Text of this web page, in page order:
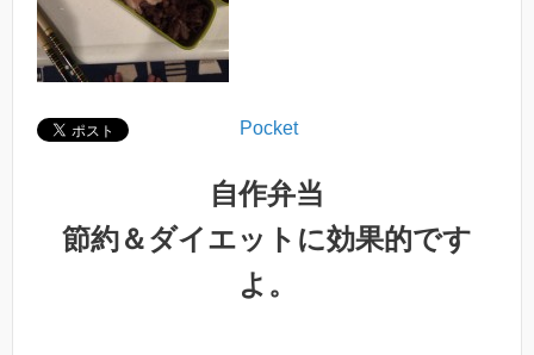
Pocket
自作弁当
節約＆ダイエットに効果的です
よ。